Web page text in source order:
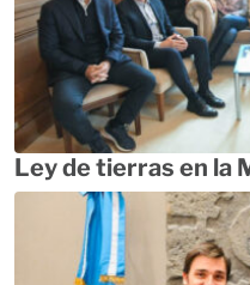
Ley de tierras en la